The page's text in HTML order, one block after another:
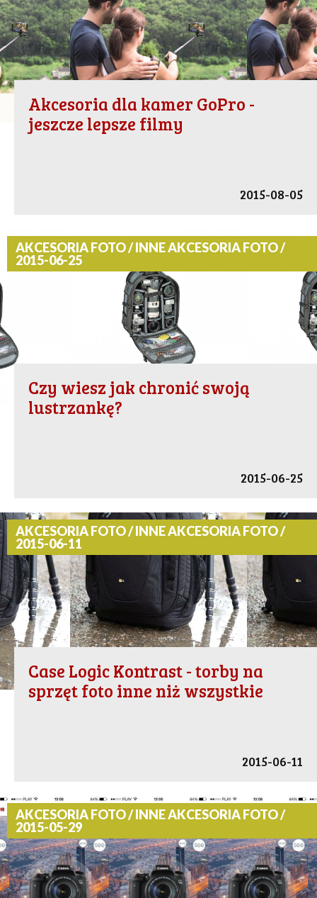
Akcesoria dla kamer GoPro -
jeszcze lepsze filmy
2015-08-05
AKCESORIA FOTO / INNE AKCESORIA FOTO /
2015-06-25
Czy wiesz jak chronić swoją
lustrzankę?
2015-06-25
AKCESORIA FOTO / INNE AKCESORIA FOTO /
2015-06-11
Case Logic Kontrast - torby na
sprzęt foto inne niż wszystkie
2015-06-11
AKCESORIA FOTO / INNE AKCESORIA FOTO /
2015-05-29